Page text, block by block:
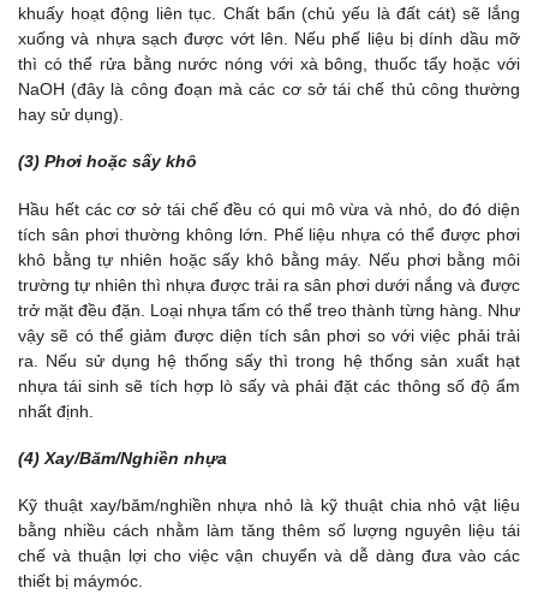
khuấy hoạt động liên tục. Chất bẩn (chủ yếu là đất cát) sẽ lắng
xuống và nhựa sạch được vớt lên. Nếu phế liệu bị dính dầu mỡ
thì có thể rửa bằng nước nóng với xà bông, thuốc tẩy hoặc với
NaOH (đây là công đoạn mà các cơ sở tái chế thủ công thường
hay sử dụng).
(3) Phơi hoặc sấy khô
Hầu hết các cơ sở tái chế đều có qui mô vừa và nhỏ, do đó diện
tích sân phơi thường không lớn. Phế liệu nhựa có thể được phơi
khô bằng tự nhiên hoặc sấy khô bằng máy. Nếu phơi bằng môi
trường tự nhiên thì nhựa được trải ra sân phơi dưới nắng và được
trở mặt đều đặn. Loại nhựa tấm có thể treo thành từng hàng. Như
vậy sẽ có thể giảm được diện tích sân phơi so với việc phải trải
ra. Nếu sử dụng hệ thống sấy thì trong hệ thống sản xuất hạt
nhựa tái sinh sẽ tích hợp lò sấy và phải đặt các thông số độ ẩm
nhất định.
(4) Xay/Băm/Nghiền nhựa
Kỹ thuật xay/băm/nghiền nhựa nhỏ là kỹ thuật chia nhỏ vật liệu
bằng nhiều cách nhằm làm tăng thêm số lượng nguyên liệu tái
chế và thuận lợi cho việc vận chuyển và dễ dàng đưa vào các
thiết bị máymóc.